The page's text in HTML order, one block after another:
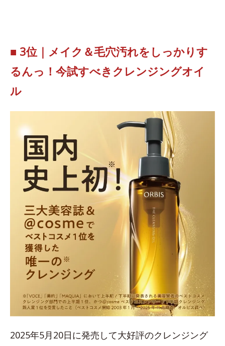
■ 3位｜メイク＆毛穴汚れをしっかりす
るんっ！今試すべきクレンジングオイ
ル
2025年5月20日に発売して大好評のクレンジング